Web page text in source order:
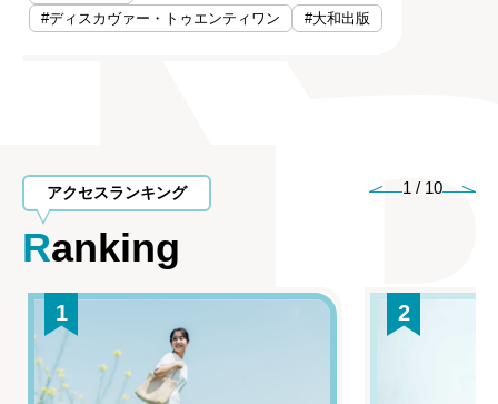
#ディスカヴァー・トゥエンティワン
#大和出版
アクセスランキング
Ranking
1 / 10
1 2